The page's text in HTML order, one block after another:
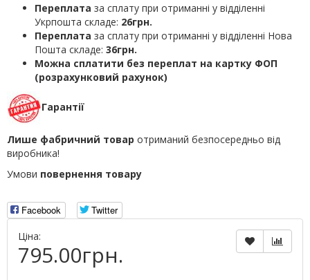
Переплата за сплату при отриманні у відділенні
Укрпошта складе: 26грн.
Переплата за сплату при отриманні у відділенні Нова
Пошта складе: 36грн.
Можна сплатити без переплат на картку ФОП
(розрахунковий рахунок)
Гарантії
Лише фабричний товар отриманий безпосередньо від
виробника!
Умови повернення товару
Facebook
Twitter
Ціна:
795.00грн.